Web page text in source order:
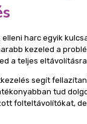
harc egyik
kezeled a
a teljes eltávolításra.
segít
tud
folteltávolítókat,